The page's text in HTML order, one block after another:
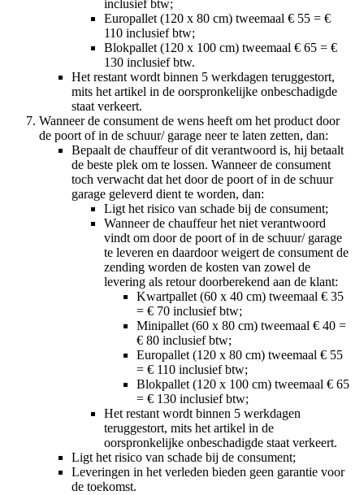
inclusief btw;
Europallet (120 x 80 cm) tweemaal € 55 = €
110 inclusief btw;
Blokpallet (120 x 100 cm) tweemaal € 65 = €
130 inclusief btw.
Het restant wordt binnen 5 werkdagen teruggestort,
mits het artikel in de oorspronkelijke onbeschadigde
staat verkeert.
Wanneer de consument de wens heeft om het product door
de poort of in de schuur/ garage neer te laten zetten, dan:
Bepaalt de chauffeur of dit verantwoord is, hij betaalt
de beste plek om te lossen. Wanneer de consument
toch verwacht dat het door de poort of in de schuur
garage geleverd dient te worden, dan:
Ligt het risico van schade bij de consument;
Wanneer de chauffeur het niet verantwoord
vindt om door de poort of in de schuur/ garage
te leveren en daardoor weigert de consument de
zending worden de kosten van zowel de
levering als retour doorberekend aan de klant:
Kwartpallet (60 x 40 cm) tweemaal € 35
= € 70 inclusief btw;
Minipallet (60 x 80 cm) tweemaal € 40 =
€ 80 inclusief btw;
Europallet (120 x 80 cm) tweemaal € 55
= € 110 inclusief btw;
Blokpallet (120 x 100 cm) tweemaal € 65
= € 130 inclusief btw;
Het restant wordt binnen 5 werkdagen
teruggestort, mits het artikel in de
oorspronkelijke onbeschadigde staat verkeert.
Ligt het risico van schade bij de consument;
Leveringen in het verleden bieden geen garantie voor
de toekomst.